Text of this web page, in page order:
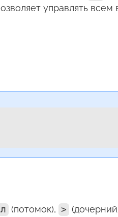
управлять всем
(потомок), >